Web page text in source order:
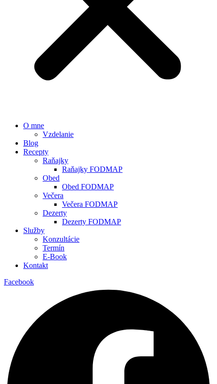
O mne
Vzdelanie
Blog
Recepty
Raňajky
Raňajky FODMAP
Obed
Obed FODMAP
Večera
Večera FODMAP
Dezerty
Dezerty FODMAP
Služby
Konzultácie
Termín
E-Book
Kontakt
Facebook